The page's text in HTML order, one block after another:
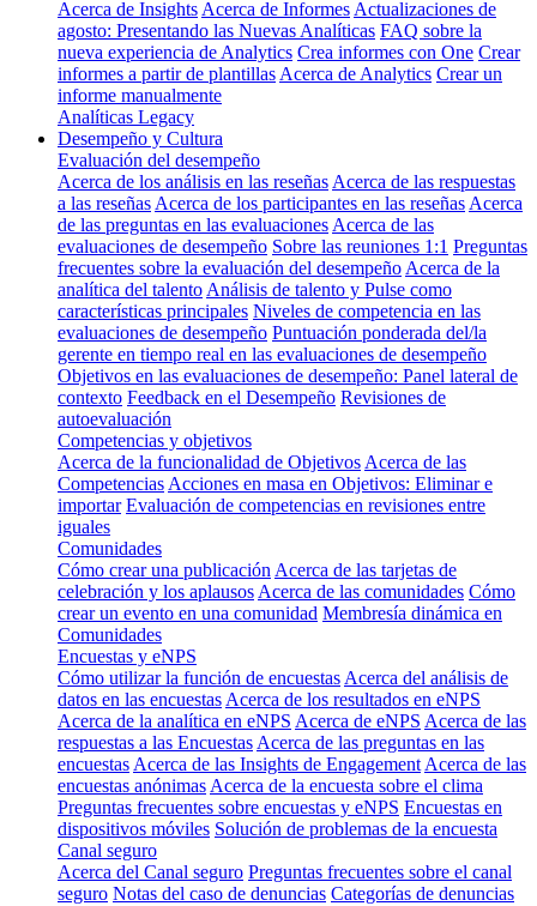
Acerca de Insights Acerca de Informes Actualizaciones de
agosto: Presentando las Nuevas Analíticas FAQ sobre la
nueva experiencia de Analytics Crea informes con One Crear
informes a partir de plantillas Acerca de Analytics Crear un
informe manualmente
Analíticas Legacy
Desempeño y Cultura
Evaluación del desempeño
Acerca de los análisis en las reseñas Acerca de las respuestas
a las reseñas Acerca de los participantes en las reseñas Acerca
de las preguntas en las evaluaciones Acerca de las
evaluaciones de desempeño Sobre las reuniones 1:1 Preguntas
frecuentes sobre la evaluación del desempeño Acerca de la
analítica del talento Análisis de talento y Pulse como
características principales Niveles de competencia en las
evaluaciones de desempeño Puntuación ponderada del/la
gerente en tiempo real en las evaluaciones de desempeño
Objetivos en las evaluaciones de desempeño: Panel lateral de
contexto Feedback en el Desempeño Revisiones de
autoevaluación
Competencias y objetivos
Acerca de la funcionalidad de Objetivos Acerca de las
Competencias Acciones en masa en Objetivos: Eliminar e
importar Evaluación de competencias en revisiones entre
iguales
Comunidades
Cómo crear una publicación Acerca de las tarjetas de
celebración y los aplausos Acerca de las comunidades Cómo
crear un evento en una comunidad Membresía dinámica en
Comunidades
Encuestas y eNPS
Cómo utilizar la función de encuestas Acerca del análisis de
datos en las encuestas Acerca de los resultados en eNPS
Acerca de la analítica en eNPS Acerca de eNPS Acerca de las
respuestas a las Encuestas Acerca de las preguntas en las
encuestas Acerca de las Insights de Engagement Acerca de las
encuestas anónimas Acerca de la encuesta sobre el clima
Preguntas frecuentes sobre encuestas y eNPS Encuestas en
dispositivos móviles Solución de problemas de la encuesta
Canal seguro
Acerca del Canal seguro Preguntas frecuentes sobre el canal
seguro Notas del caso de denuncias Categorías de denuncias